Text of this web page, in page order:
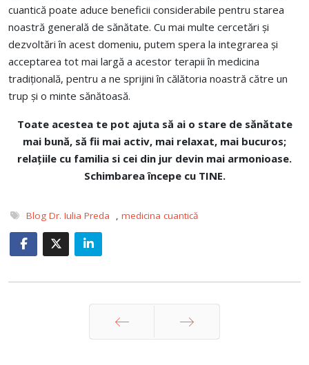
cuantică poate aduce beneficii considerabile pentru starea
noastră generală de sănătate. Cu mai multe cercetări și
dezvoltări în acest domeniu, putem spera la integrarea și
acceptarea tot mai largă a acestor terapii în medicina
tradițională, pentru a ne sprijini în călătoria noastră către un
trup și o minte sănătoasă.
Toate acestea te pot ajuta să ai o stare de sănătate
mai bună, să fii mai activ, mai relaxat, mai bucuros;
relațiile cu familia si cei din jur devin mai armonioase.
Schimbarea începe cu TINE.
Blog Dr. Iulia Preda , medicina cuantică